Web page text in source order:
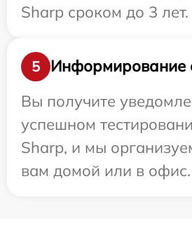
Sharp сроком до 3 лет.
5
Информирование
Вы получите
успешном
Sharp, и мы
вам домой или в офис.